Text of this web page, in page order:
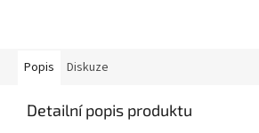
Popis Diskuze
Detailní popis produktu